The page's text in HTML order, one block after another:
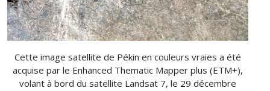
Cette image satellite de Pékin en couleurs vraies a été
acquise par le Enhanced Thematic Mapper plus (ETM+),
volant à bord du satellite Landsat 7, le 29 décembre